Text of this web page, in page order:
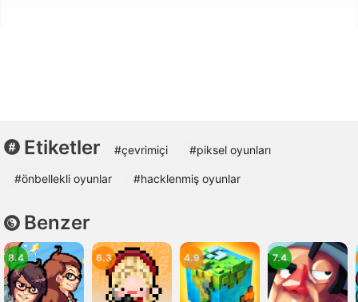
Etiketler #çevrimiçi #piksel oyunları
#önbellekli oyunlar #hacklenmiş oyunlar
Benzer
8.4 6.3 4.9 7.4